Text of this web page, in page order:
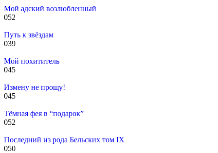
Мой адский возлюбленный
052
Путь к звёздам
039
Мой похититель
045
Измену не прощу!
045
Тёмная фея в “подарок”
052
Последний из рода Бельских том IX
050